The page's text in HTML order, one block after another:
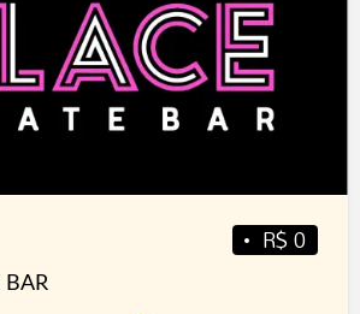
R$ 0
BAR